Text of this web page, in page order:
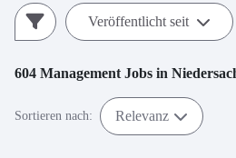
Veröffentlicht seit
604 Management Jobs in
Sortieren nach: Relevanz